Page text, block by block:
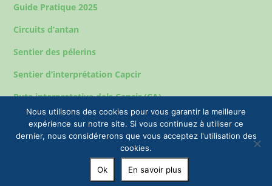
Guide Pratique 2025
Circuits d’antan
Sentier des pélerins
Sentier d’interprétation Capcir
Ruta interpretativa dels Capcir (CA)
© 2023 EPIC Tourisme & Commune de Formiguères |
+33(0)4 68 04 47 35
Nous utilisons des cookies pour vous garantir la meilleure
expérience sur notre site. Si vous continuez à utiliser ce
dernier, nous considérerons que vous acceptez l'utilisation des
cookies.
Ok En savoir plus